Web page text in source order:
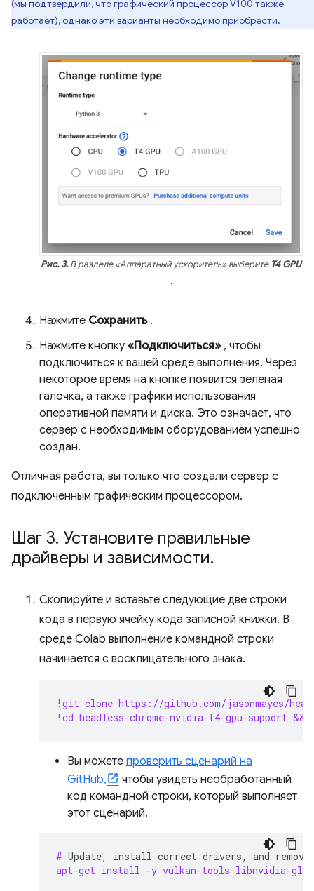
(мы подтвердили, что графический процессор V100 также
работает), однако эти варианты необходимо приобрести.
Рис. 3.В разделе «Аппаратный ускоритель» выберите T4 GPU
.
Нажмите Сохранить.
Нажмите кнопку «Подключиться» , чтобы
подключиться к вашей среде выполнения. Через
некоторое время на кнопке появится зеленая
галочка, а также графики использования
оперативной памяти и диска. Это означает, что
сервер с необходимым оборудованием успешно
создан.
Отличная работа, вы только что создали сервер с
подключенным графическим процессором.
Шаг 3. Установите правильные
драйверы и зависимости.
Скопируйте и вставьте следующие две строки
кода в первую ячейку кода записной книжки. В
среде Colab выполнение командной строки
начинается с восклицательного знака.
!git clone https://github.com/jasonmayes/
!cd headless-chrome-nvidia-t4-gpu-support
Вы можете проверить сценарий на
GitHub,
чтобы увидеть необработанный
код командной строки, который выполняет
этот сценарий.
# Update, install correct drivers, and remove
apt-get install -y vulkan-tools libnvidia-gl-